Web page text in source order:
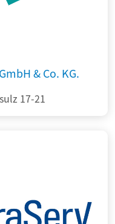
& Co. KG.
17-21